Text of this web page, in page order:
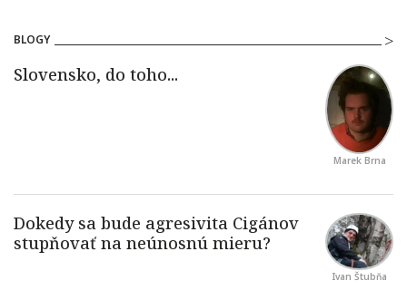
BLOGY
Marek Brna
Ivan Štubňa